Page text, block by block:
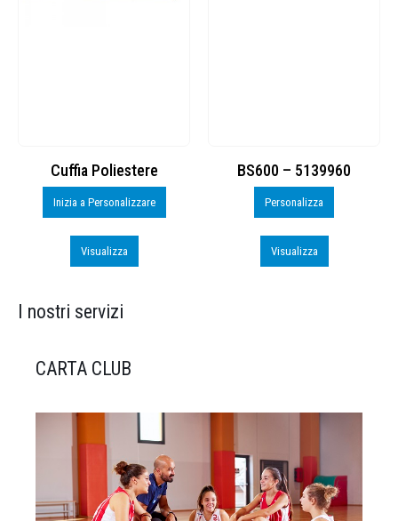
Cuffia Poliestere
Inizia a Personalizzare
Visualizza
BS600 – 5139960
Personalizza
Visualizza
I nostri servizi
CARTA CLUB